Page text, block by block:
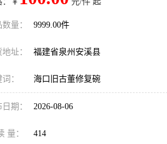
量： 9999.00件
址： 福建省泉州安溪县
： 海口旧古董修复碗
期： 2026-08-06
量： 414